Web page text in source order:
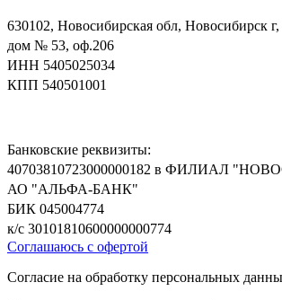
630102, Новосибирская обл, Новосибирск
дом № 53, оф.206
ИНН 5405025034
КПП 540501001
Банковские реквизиты:
40703810723000000182 в ФИЛИАЛ
АО "АЛЬФА-БАНК"
БИК 045004774
к/с 30101810600000000774
Соглашаюсь с офертой
Согласие на обработку персональных